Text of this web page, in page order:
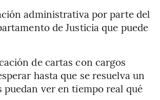
administrativa por parte del
de Justicia que puede
de cartas con cargos
hasta que se resuelva un
puedan ver en tiempo real qué